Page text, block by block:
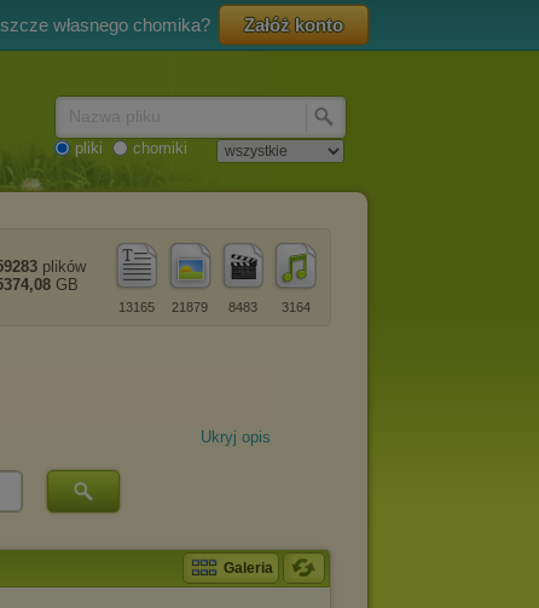
własnego chomika? Załóż konto
pliki chomiki
3164
8483
21879
13165
plików
GB
Ukryj opis
Galeria